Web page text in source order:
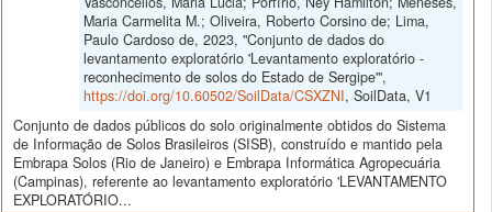
Maria Carmelita M.; Oliveira, Roberto Corsino de; Lima,
Paulo Cardoso de, 2023, "Conjunto de dados do
levantamento exploratório 'Levantamento exploratório -
reconhecimento de solos do Estado de Sergipe'",
https://doi.org/10.60502/SoilData/CSXZNI, SoilData, V1
Conjunto de dados públicos do solo originalmente obtidos do Sistema
de Informação de Solos Brasileiros (SISB), construído e mantido pela
Embrapa Solos (Rio de Janeiro) e Embrapa Informática Agropecuária
(Campinas), referente ao levantamento exploratório 'LEVANTAMENTO
EXPLORATÓRIO...